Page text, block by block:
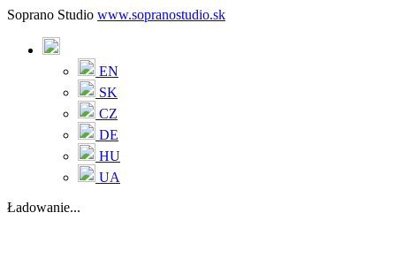
Soprano Studio www.sopranostudio.sk
EN
SK
CZ
DE
HU
UA
Ładowanie...